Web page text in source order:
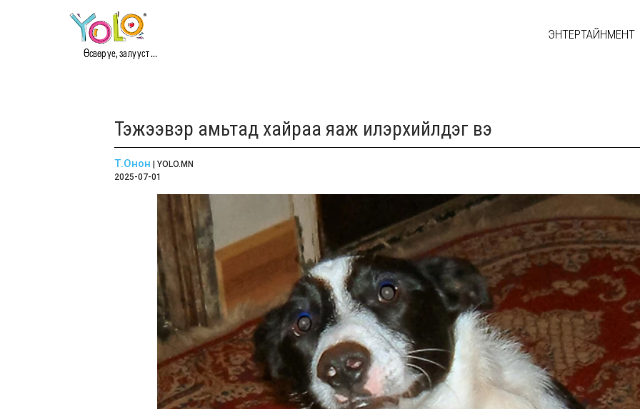
Өсвөр үе, залууст ...
ЭНТЕРТАЙНМЕНТ
Тэжээвэр амьтад хайраа яаж илэрхийлдэг вэ
Т.Онон | YOLO.MN
2025-07-01